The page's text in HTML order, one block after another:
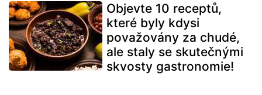
Objevte 10 receptů,
které byly kdysi
považovány za chudé,
ale staly se skutečnými
skvosty gastronomie!